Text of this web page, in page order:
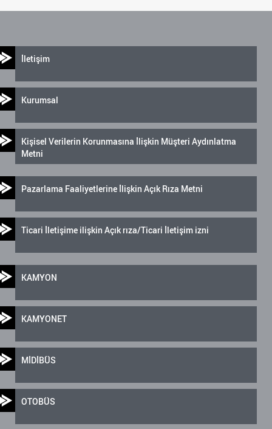
İletişim
Kurumsal
Kişisel Verilerin Korunmasına İlişkin Müşteri Aydınlatma
Metni
Pazarlama Faaliyetlerine İlişkin Açık Rıza Metni
Ticari İletişime ilişkin Açık rıza/Ticari İletişim izni
KAMYON
KAMYONET
MİDİBÜS
OTOBÜS